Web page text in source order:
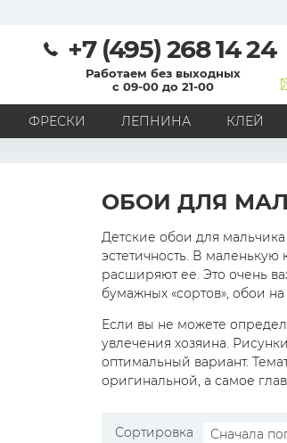
+7 (495) 268 14 24
Работаем без выходных
с 09-00 до 21-00
ФРЕСКИ ЛЕПНИНА КЛЕЙ
Классика
Скандинавский стиль
РИСУНОК
Граффити
Карта
С вензелями
С
Геометрический
В клетку
В полоску
ОБОИ ДЛЯ
Детские обои для
эстетичность. В маленькую
расширяют ее. Это очень
бумажных «сортов», обои
Если вы не можете
увлечения хозяина.
оптимальный вариант.
оригинальной, а самое
Сортировка Сначала